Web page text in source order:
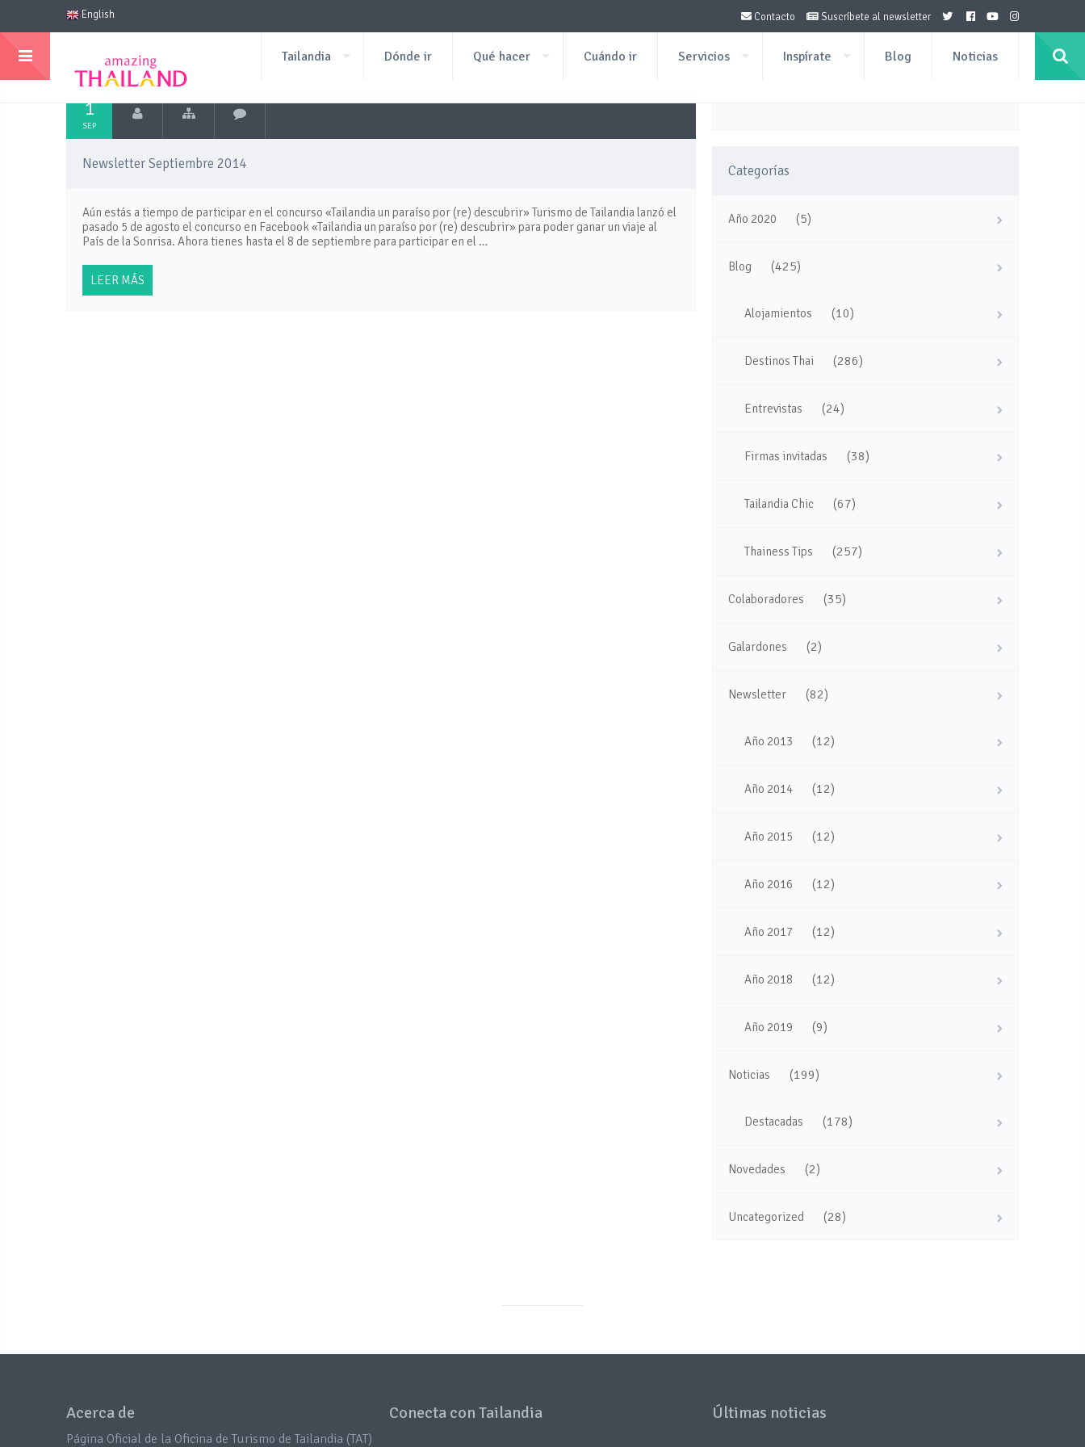
English Contacto Suscríbete al newsletter
Tailandia Dónde ir Qué hacer Cuándo ir Servicios Inspírate Blog Noticias
1
SEP
Newsletter Septiembre 2014
Aún estás a tiempo de participar en el concurso «Tailandia un paraíso por (re) descubrir» Turismo de Tailandia lanzó el
pasado 5 de agosto el concurso en Facebook «Tailandia un paraíso por (re) descubrir» para poder ganar un viaje al
País de la Sonrisa. Ahora tienes hasta el 8 de septiembre para participar en el …
LEER MÁS
Categorías
Año 2020 (5)
Blog (425)
Alojamientos (10)
Destinos Thai (286)
Entrevistas (24)
Firmas invitadas (38)
Tailandia Chic (67)
Thainess Tips (257)
Colaboradores (35)
Galardones (2)
Newsletter (82)
Año 2013 (12)
Año 2014 (12)
Año 2015 (12)
Año 2016 (12)
Año 2017 (12)
Año 2018 (12)
Año 2019 (9)
Noticias (199)
Destacadas (178)
Novedades (2)
Uncategorized (28)
Acerca de
Página Oficial de la Oficina de Turismo de Tailandia (TAT)
Conecta con Tailandia Últimas noticias